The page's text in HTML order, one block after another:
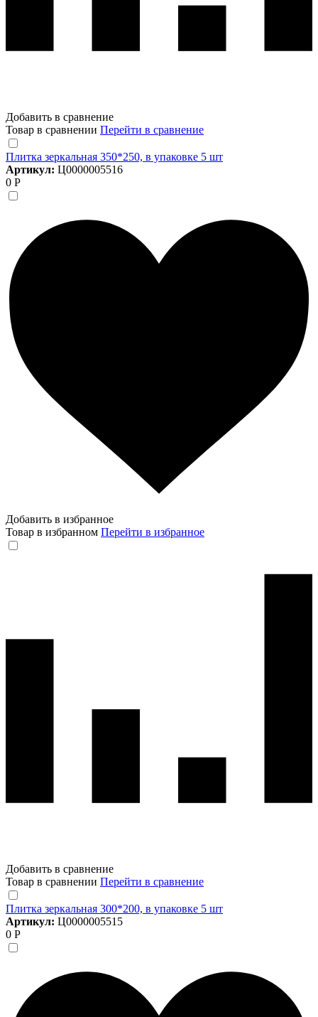
Добавить в сравнение
Товар в сравнении Перейти в сравнение
Плитка зеркальная 350*250, в упаковке 5 шт
Артикул: Ц0000005516
0 Р
Добавить в избранное
Товар в избранном Перейти в избранное
Добавить в сравнение
Товар в сравнении Перейти в сравнение
Плитка зеркальная 300*200, в упаковке 5 шт
Артикул: Ц0000005515
0 Р